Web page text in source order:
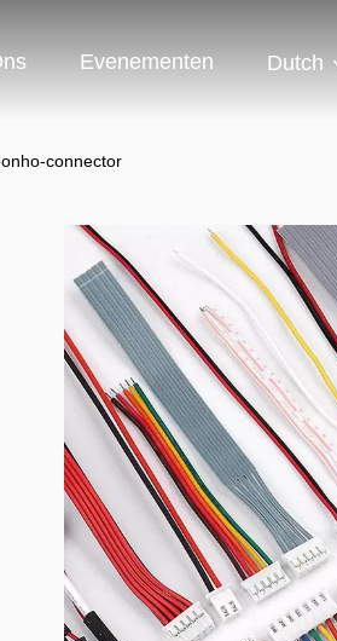
Evenementen Dutch
connector